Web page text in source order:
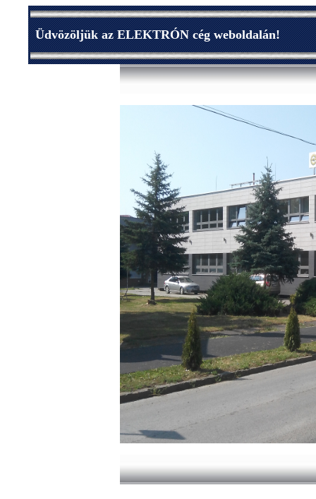
Üdvözöljük az ELEKTRÓN cég weboldalán!